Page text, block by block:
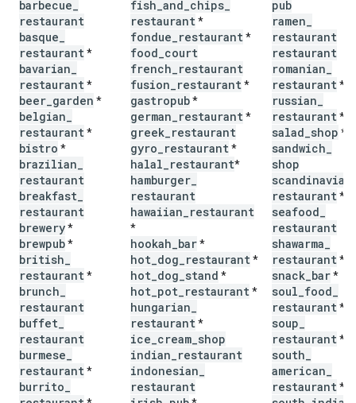
barbecue
restaurant
basque
restaurant*
bavarian
restaurant*
beer garden *
belgian
restaurant*
bistro *
brazilian
restaurant
breakfast
restaurant
brewery*
brewpub*
british
restaurant*
brunch
restaurant
buffet
restaurant
burmese
restaurant*
burrito
fish and chips
restaurant*
fondue restaurant*
food court
french restaurant
fusion restaurant*
gastropub*
german restaurant*
greek restaurant
gyro restaurant*
halal restaurant*
hamburger
restaurant
hawaiian restaurant
*
hookah bar*
hot dog restaurant*
hot dog stand *
hot pot restaurant*
hungarian
restaurant*
ice cream shop
indian restaurant
indonesian
restaurant
pub
ramen
restaurant
restaurant
romanian
restaurant*
russian
restaurant*
salad shop *
sandwich
shop
scandinavian
restaurant*
seafood
restaurant
shawarma
restaurant*
snack bar*
soul food
restaurant*
soup
restaurant*
south
american
restaurant*